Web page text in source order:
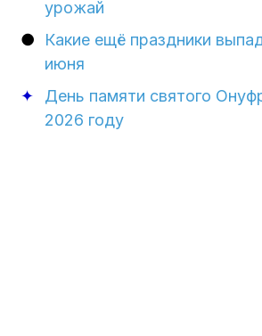
урожай
Какие ещё праздники
июня
День памяти святого
2026 году